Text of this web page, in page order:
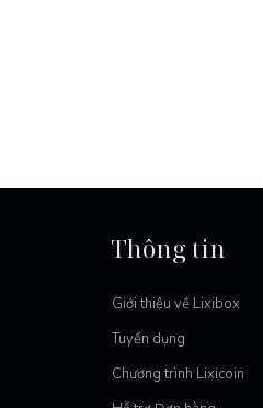
Thông tin
Giới thiệu về Lixibox
Tuyển dụng
Chương trình Lixicoin